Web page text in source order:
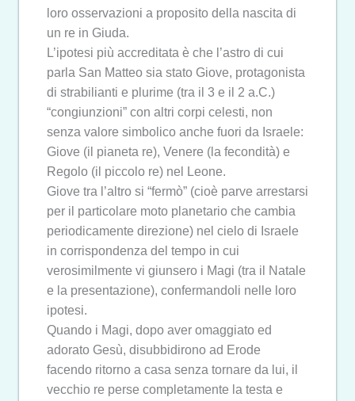
loro osservazioni a proposito della nascita di
un re in Giuda.
L’ipotesi più accreditata è che l’astro di cui
parla San Matteo sia stato Giove, protagonista
di strabilianti e plurime (tra il 3 e il 2 a.C.)
“congiunzioni” con altri corpi celesti, non
senza valore simbolico anche fuori da Israele:
Giove (il pianeta re), Venere (la fecondità) e
Regolo (il piccolo re) nel Leone.
Giove tra l’altro si “fermò” (cioè parve arrestarsi
per il particolare moto planetario che cambia
periodicamente direzione) nel cielo di Israele
in corrispondenza del tempo in cui
verosimilmente vi giunsero i Magi (tra il Natale
e la presentazione), confermandoli nelle loro
ipotesi.
Quando i Magi, dopo aver omaggiato ed
adorato Gesù, disubbidirono ad Erode
facendo ritorno a casa senza tornare da lui, il
vecchio re perse completamente la testa e